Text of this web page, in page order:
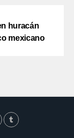
huracán
mexicano